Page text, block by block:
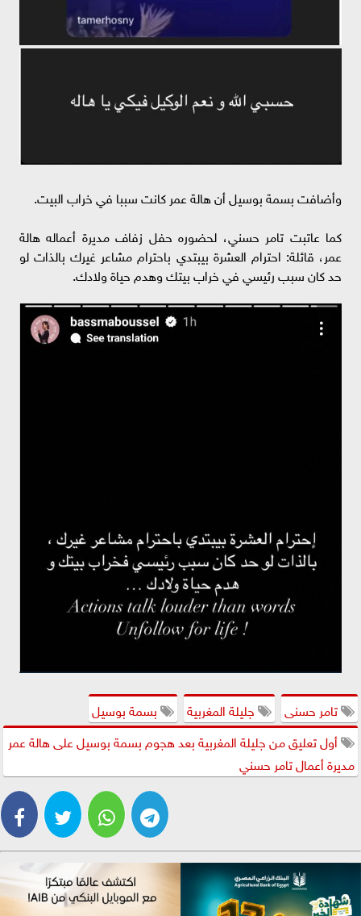
وأضافت بسمة بوسيل أن هالة عمر كانت سببا في خراب البيت.
كما عاتبت تامر حسني، لحضوره حفل زفاف مديرة أعماله هالة
عمر، قائلة: احترام العشرة بيبتدي باحترام مشاعر غيرك بالذات لو
حد كان سبب رئيسي في خراب بيتك وهدم حياة ولادك.
تامر حسنى جليلة المغربية
بسمة بوسيل
أول تعليق من جليلة المغربية بعد هجوم بسمة بوسيل على هالة عمر
مديرة أعمال تامر حسني